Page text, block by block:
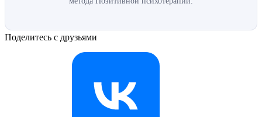
Поделитесь с друзьями